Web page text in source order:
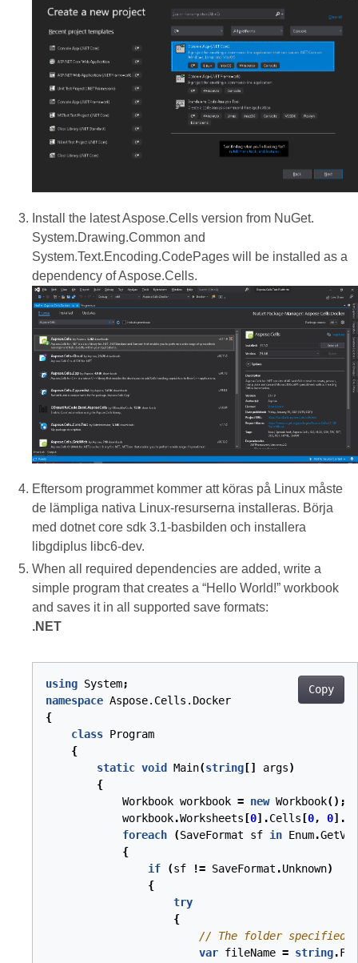
Install the latest Aspose.Cells version from NuGet.
System.Drawing.Common and
System.Text.Encoding.CodePages will be installed as a
dependency of Aspose.Cells.
Eftersom programmet kommer att köras på Linux måste
de lämpliga nativa Linux-resurserna installeras. Börja
med dotnet core sdk 3.1-basbilden och installera
libgdiplus libc6-dev.
When all required dependencies are added, write a
simple program that creates a “Hello World!” workbook
and saves it in all supported save formats:
.NET
Copy
using System;
namespace Aspose.Cells.Docker
{
class Program
{
static void Main(string [] args)
{
Workbook workbook = new Workbook();
workbook.Worksheets [0].Cells [0, 0].
foreach
(SaveFormat sf in Enum.
{
if
(sf != SaveFormat .Unknown)
{
try
{
// The folder specified
var fileName = string.